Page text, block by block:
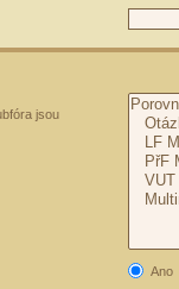
jsou
Ano